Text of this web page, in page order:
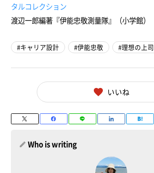
タルコレクション
渡辺一郎編著『伊能忠敬測量隊』（小学館）
キャリア設計 伊能忠敬 理想の上司
いいね
Who is writing